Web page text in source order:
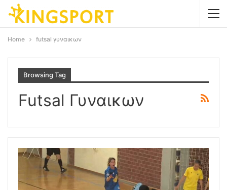
Home futsal γυναικων
Browsing Tag
Futsal Γυναικων